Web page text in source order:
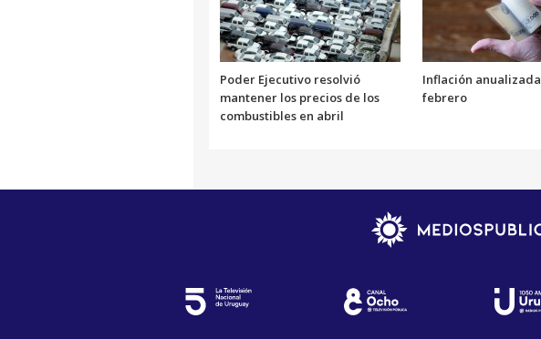
Poder Ejecutivo resolvió
mantener los precios de los
combustibles en abril
Inflación
febrero